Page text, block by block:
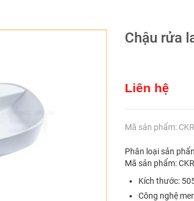
Chậu rửa
Liên hệ
Mã sản phẩm:
Phân loại sản
Mã sản phẩm:
Kích thước:
Công nghệ